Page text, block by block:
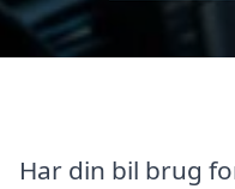
Har din bil brug